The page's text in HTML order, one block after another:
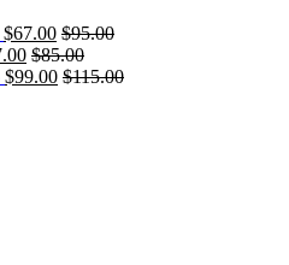
$67.00 $95.00
$85.00
$99.00 $115.00